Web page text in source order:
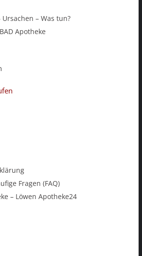
Ursachen – Was tun?
Apotheke
Fragen (FAQ)
– Löwen Apotheke24